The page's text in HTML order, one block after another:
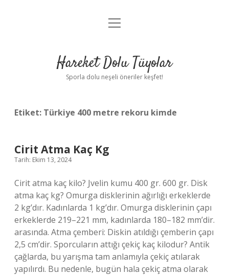
Anasayfa
Yasal Uyarı
menüyü
Hareket Dolu Tüyolar
Sporla dolu neşeli öneriler keşfet!
Etiket: Türkiye 400 metre rekoru kimde
Cirit Atma Kaç Kg
Tarih: Ekim 13, 2024
Cirit atma kaç kilo? Jvelin kumu 400 gr. 600 gr. Disk
atma kaç kg? Omurga disklerinin ağırlığı erkeklerde
2 kg’dır. Kadınlarda 1 kg’dır. Omurga disklerinin çapı
erkeklerde 219–221 mm, kadınlarda 180–182 mm’dir.
arasında. Atma çemberi: Diskin atıldığı çemberin çapı
2,5 cm’dir. Sporcuların attığı çekiç kaç kilodur? Antik
çağlarda, bu yarışma tam anlamıyla çekiç atılarak
yapılırdı. Bu nedenle, bugün hala çekiç atma olarak